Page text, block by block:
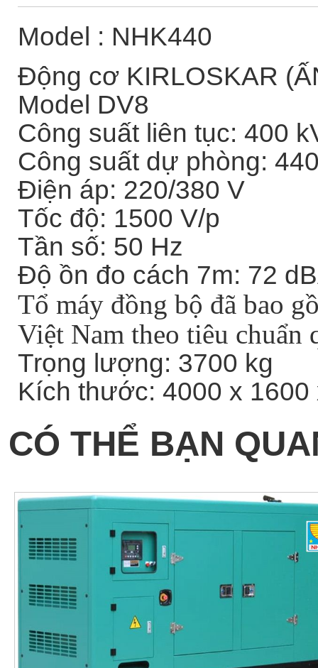
Model : NHK440
Động cơ KIRLOSKAR
Model DV8
Công suất liên tục: 400
Công suất dự phòng:
Điện áp: 220/380 V
Tốc độ: 1500 V/p
Tần số: 50 Hz
Độ ồn đo cách 7m: 72
Tổ máy đồng bộ đã bao
Việt Nam theo tiêu chuẩn
Trọng lượng: 3700 kg
Kích thước: 4000 x 1600
CÓ THỂ BẠN